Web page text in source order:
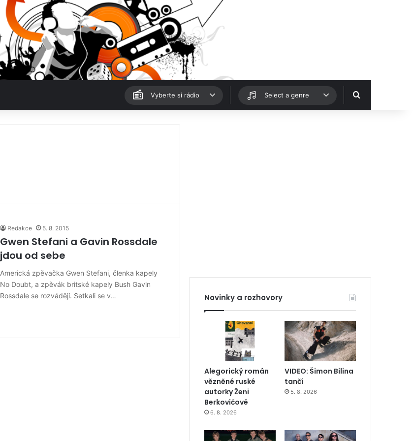
Vyberte si rádio Select a genre Hledat
Redakce 5. 8. 2015
Gwen Stefani a Gavin Rossdale
jdou od sebe
Americká zpěvačka Gwen Stefani, členka kapely
No Doubt, a zpěvák britské kapely Bush Gavin
Rossdale se rozvádějí. Setkali se v…
Novinky a rozhovory
Alegorický román
vězněné ruské
autorky Ženi
Berkovičové
6. 8. 2026
VIDEO: Šimon Bilina
tančí
5. 8. 2026